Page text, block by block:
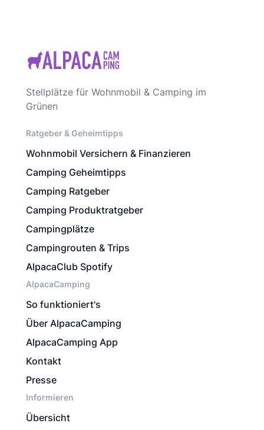
Stellplätze für Wohnmobil & Camping im
Grünen
Ratgeber & Geheimtipps
Wohnmobil Versichern & Finanzieren
Camping Geheimtipps
Camping Ratgeber
Camping Produktratgeber
Campingplätze
Campingrouten & Trips
AlpacaClub Spotify
AlpacaCamping
So funktioniert's
Über AlpacaCamping
AlpacaCamping App
Kontakt
Presse
Informieren
Übersicht